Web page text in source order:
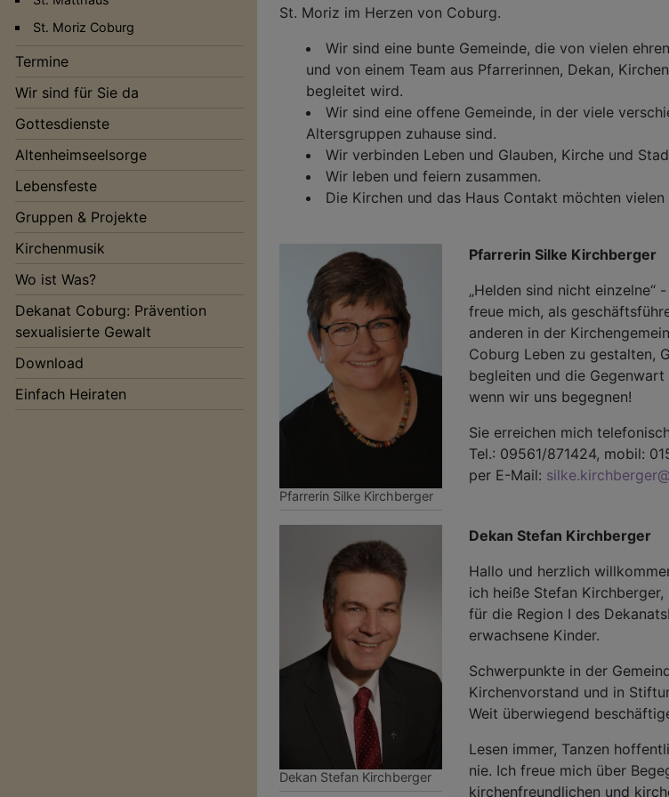
Hauptnavigation
St. Moriz Coburg
Termine
Wir sind für Sie da
Gottesdienste
Altenheimseelsorge
Lebensfeste
Gruppen & Projekte
Kirchenmusik
Wo ist Was?
Dekanat Coburg: Prävention
sexualisierte Gewalt
Download
Einfach Heiraten
St. Moriz im Herzen von Coburg.
Wir sind eine bunte Gemeinde, die von vielen
und von einem Team aus Pfarrerinnen, Dekan,
begleitet wird.
Wir sind eine offene Gemeinde, in der viele
Altersgruppen zuhause sind.
Wir verbinden Leben und Glauben, Kirche und
Wir leben und feiern zusammen.
Die Kirchen und das Haus Contakt möchten vielen
Pfarrerin Silke Kirchberger
Pfarrerin Silke Kirchberger
„Helden sind nicht einzelne“
freue mich, als
anderen in der
Coburg Leben zu gestalten,
begleiten und die
wenn wir uns begegnen!
Sie erreichen mich
Tel.: 09561/871424, mobil:
per E-Mail:
Dekan Stefan Kirchberger
Dekan Stefan Kirchberger
Hallo und herzlich
ich heiße Stefan
für die Region I des
erwachsene Kinder.
Schwerpunkte in der
Kirchenvorstand und in
Weit überwiegend
Lesen immer, Tanzen
nie. Ich freue mich über
kirchenfreundlichen und